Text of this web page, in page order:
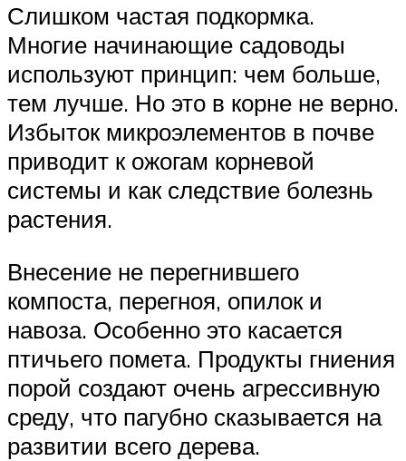
Слишком частая подкормка.
Многие начинающие садоводы
используют принцип: чем больше,
тем лучше. Но это в корне не верно.
Избыток микроэлементов в почве
приводит к ожогам корневой
системы и как следствие болезнь
растения.
Внесение не перегнившего
компоста, перегноя, опилок и
навоза. Особенно это касается
птичьего помета. Продукты гниения
порой создают очень агрессивную
среду, что пагубно сказывается на
развитии всего дерева.